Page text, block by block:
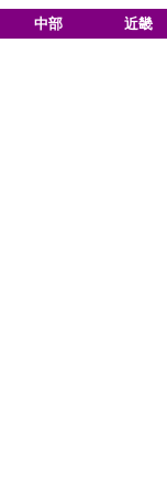
中部 近畿